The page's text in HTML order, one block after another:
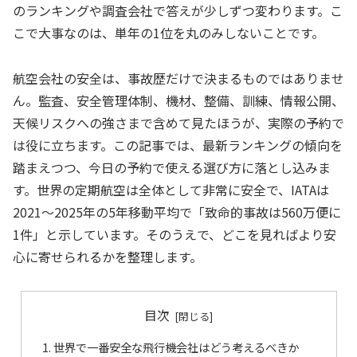
のランキングや調査会社で答えが少しずつ変わります。こ
こで大事なのは、単年の1位を丸のみしないことです。
航空会社の安全は、事故歴だけで決まるものではありませ
ん。監査、安全管理体制、機材、整備、訓練、情報公開、
天候リスクへの強さまで含めて見たほうが、実際の予約で
は役に立ちます。この記事では、最新ランキングの傾向を
踏まえつつ、今日の予約で使える選び方に落とし込みま
す。世界の定期航空は全体として非常に安全で、IATAは
2021〜2025年の5年移動平均で「致命的事故は560万便に
1件」と示しています。そのうえで、どこを見ればより安
心に寄せられるかを整理します。
目次
世界で一番安全な飛行機会社はどう考えるべきか